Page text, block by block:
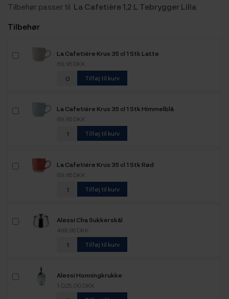
Tilbehør passer til La Cafetière 1,2 L Tebrygger Lilla
Tilbehør
La Cafetiére Krus 35 cl 1 Stk Latte
69,95 DKK
Tilføj til kurv
La Cafetiére Krus 35 cl 1 Stk Himmelblå
69,95 DKK
Tilføj til kurv
La Cafetiére Krus 35 cl 1 Stk Rød
69,95 DKK
Tilføj til kurv
Alessi Cha Sukkerskål
499,95 DKK
Tilføj til kurv
Alessi Honningkrukke
1.025,00 DKK